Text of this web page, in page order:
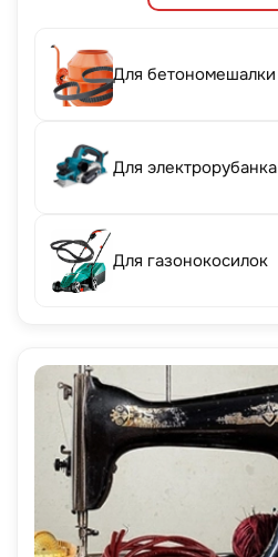
Для бетономешалки
Для электрорубанка
Для газонокосилок